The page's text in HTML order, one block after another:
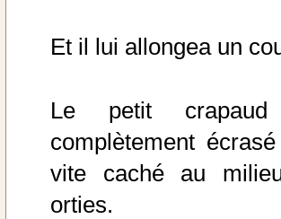
Et il lui allongea un
Le petit
complètement
vite caché au
orties.